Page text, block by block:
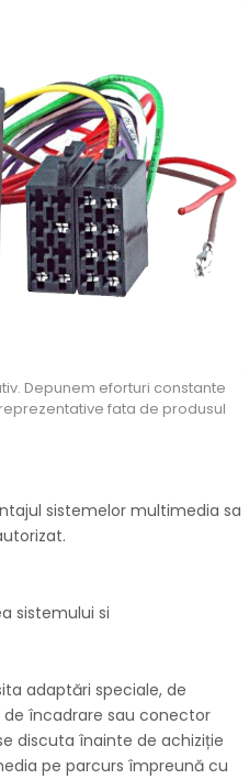
Depunem eforturi constante
fata de produsul
sistemelor multimedia sa
sistemului si
adaptări speciale, de
încadrare sau conector
discuta înainte de achiziție
pe parcurs împreună cu